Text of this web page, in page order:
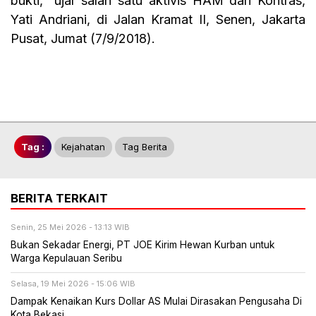
Yati Andriani, di Jalan Kramat II, Senen, Jakarta
Pusat, Jumat (7/9/2018).
Tag : Kejahatan Tag Berita
BERITA TERKAIT
Senin, 25 Mei 2026 - 13:13 WIB
Bukan Sekadar Energi, PT JOE Kirim Hewan Kurban untuk
Warga Kepulauan Seribu
Selasa, 19 Mei 2026 - 15:06 WIB
Dampak Kenaikan Kurs Dollar AS Mulai Dirasakan Pengusaha Di